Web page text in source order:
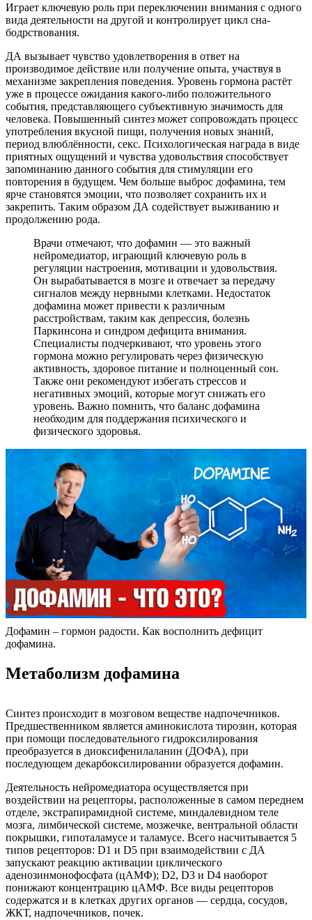
Играет ключевую роль при переключении внимания с одного
вида деятельности на другой и контролирует цикл сна-
бодрствования.
ДА вызывает чувство удовлетворения в ответ на
производимое действие или получение опыта, участвуя в
механизме закрепления поведения. Уровень гормона растёт
уже в процессе ожидания какого-либо положительного
события, представляющего субъективную значимость для
человека. Повышенный синтез может сопровождать процесс
употребления вкусной пищи, получения новых знаний,
период влюблённости, секс. Психологическая награда в виде
приятных ощущений и чувства удовольствия способствует
запоминанию данного события для стимуляции его
повторения в будущем. Чем больше выброс дофамина, тем
ярче становятся эмоции, что позволяет сохранить их и
закрепить. Таким образом ДА содействует выживанию и
продолжению рода.
Врачи отмечают, что дофамин — это важный
нейромедиатор, играющий ключевую роль в
регуляции настроения, мотивации и удовольствия.
Он вырабатывается в мозге и отвечает за передачу
сигналов между нервными клетками. Недостаток
дофамина может привести к различным
расстройствам, таким как депрессия, болезнь
Паркинсона и синдром дефицита внимания.
Специалисты подчеркивают, что уровень этого
гормона можно регулировать через физическую
активность, здоровое питание и полноценный сон.
Также они рекомендуют избегать стрессов и
негативных эмоций, которые могут снижать его
уровень. Важно помнить, что баланс дофамина
необходим для поддержания психического и
физического здоровья.
Дофамин – гормон радости. Как восполнить дефицит
дофамина.
Метаболизм дофамина
Синтез происходит в мозговом веществе надпочечников.
Предшественником является аминокислота тирозин, которая
при помощи последовательного гидроксилирования
преобразуется в диоксифенилаланин (ДОФА), при
последующем декарбоксилировании образуется дофамин.
Деятельность нейромедиатора осуществляется при
воздействии на рецепторы, расположенные в самом переднем
отделе, экстрапирамидной системе, миндалевидном теле
мозга, лимбической системе, мозжечке, вентральной области
покрышки, гипоталамусе и таламусе. Всего насчитывается 5
типов рецепторов: D1 и D5 при взаимодействии с ДА
запускают реакцию активации циклического
аденозинмонофосфата (цАМФ); D2, D3 и D4 наоборот
понижают концентрацию цАМФ. Все виды рецепторов
содержатся и в клетках других органов — сердца, сосудов,
ЖКТ, надпочечников, почек.